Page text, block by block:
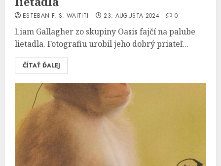
ESTEBAN F. S. WAITITI 23. AUGUSTA 2024 0
Liam Gallagher zo skupiny Oasis fajčí na palube
lietadla. Fotografiu urobil jeho dobrý priateľ...
ČÍTAŤ ĎALEJ